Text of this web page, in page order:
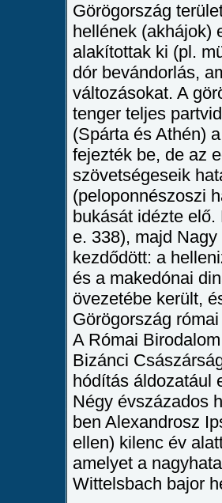
Görögország
hellének (akhájok)
alakítottak ki (pl.
dór bevándorlás,
változásokat. A
tenger teljes
(Spárta és Athén)
fejezték be, de az
szövetségeseik
(peloponnészoszi
bukását idézte
e. 338), majd
kezdődött: a
és a makedónai
övezetébe került,
Görögország
A Római
Bizánci
hódítás áldozatául
Négy évszázados
ben Alexandrosz
ellen) kilenc év
amelyet a
Wittelsbach bajor